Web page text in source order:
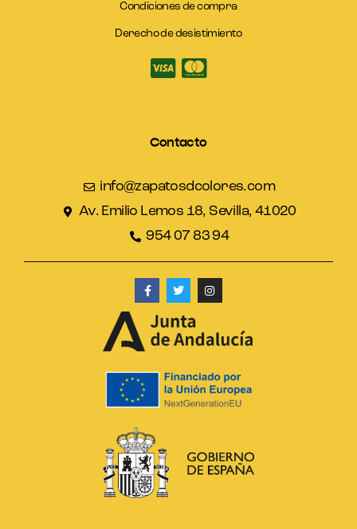
Condiciones de compra
Derecho de desistimiento
Contacto
info@zapatosdcolores.com
Av. Emilio Lemos 18, Sevilla, 41020
954 07 83 94